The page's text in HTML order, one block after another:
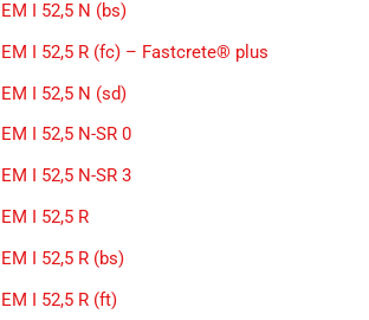
I 52,5 N (bs)
I 52,5 R (fc) – Fastcrete® plus
I 52,5 N (sd)
I 52,5 N-SR 0
I 52,5 N-SR 3
I 52,5 R
I 52,5 R (bs)
I 52,5 R (ft)